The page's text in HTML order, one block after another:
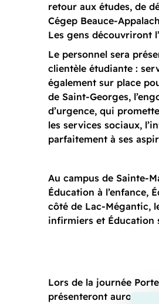
retour aux études, de
Cégep Beauce-
Les gens découvriront
Le personnel sera
clientèle étudiante :
également sur place
de Saint-Georges,
d’urgence, qui
les services sociaux,
parfaitement à ses
Au campus de Sainte-
Éducation à l’enfance,
côté de Lac-Mégantic,
infirmiers et Éducation
Lors de la journée
présenteront auront la